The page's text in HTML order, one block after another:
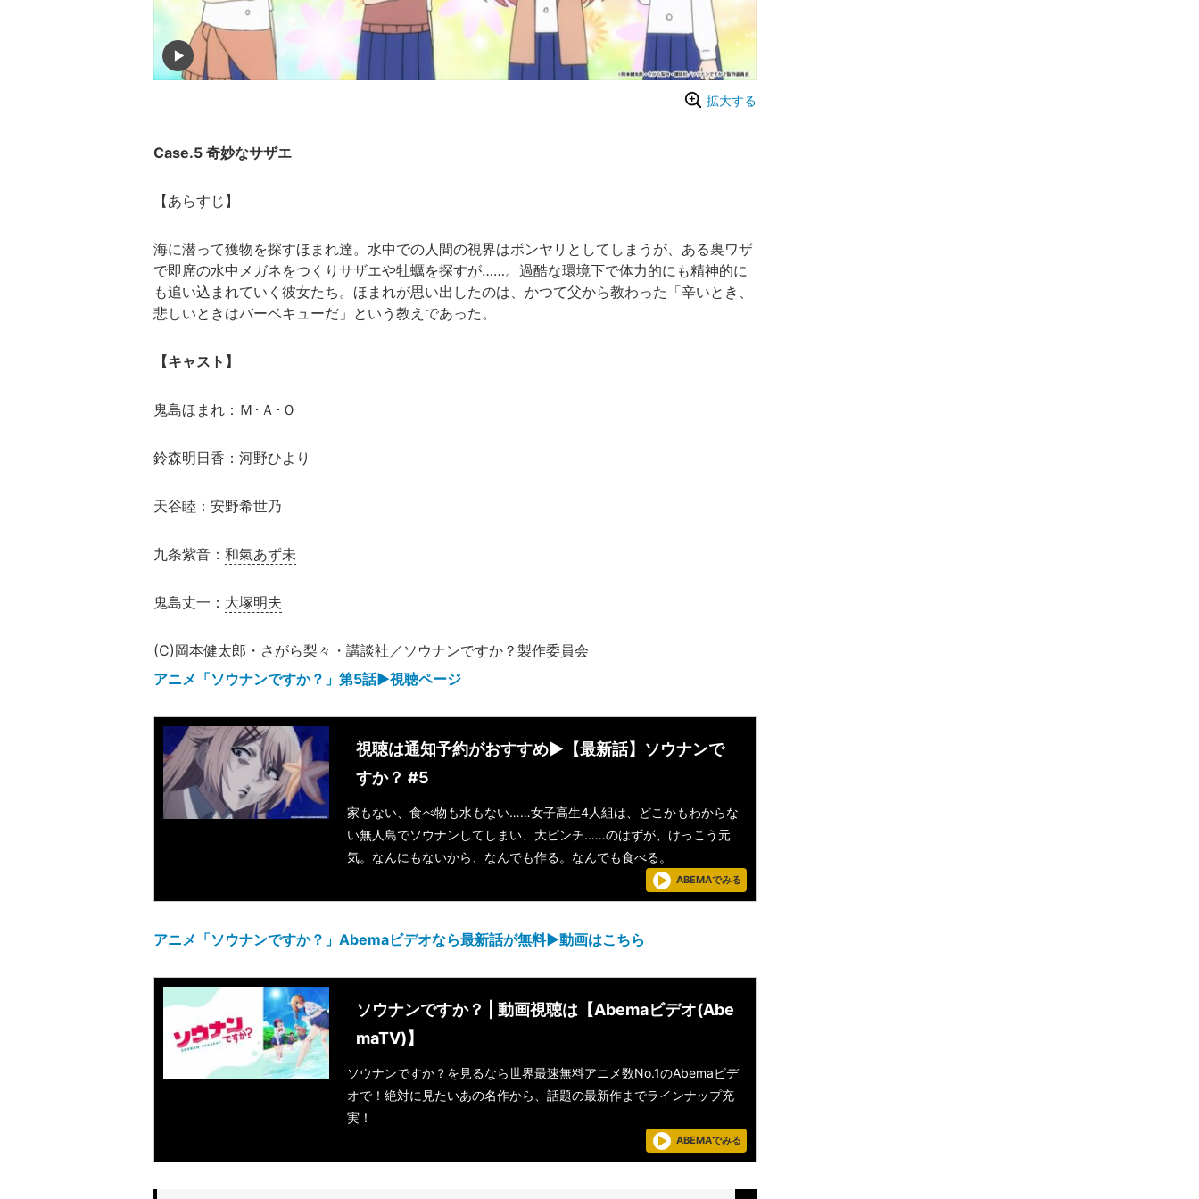
拡大する
Case.5 奇妙なサザエ
【あらすじ】
海に潜って獲物を探すほまれ達。水中での人間の視界はボンヤリとしてしまうが、ある裏ワザ
で即席の水中メガネをつくりサザエや牡蠣を探すが……。過酷な環境下で体力的にも精神的に
も追い込まれていく彼女たち。ほまれが思い出したのは、かつて父から教わった「辛いとき、
悲しいときはバーベキューだ」という教えであった。
【キャスト】
鬼島ほまれ：Ｍ･Ａ･Ｏ
鈴森明日香：河野ひより
天谷睦：安野希世乃
九条紫音： 和氣あず未
鬼島丈一： 大塚明夫
(C)岡本健太郎・さがら梨々・講談社／ソウナンですか？製作委員会
アニメ「ソウナンですか？」第5話▶︎視聴ページ
視聴は通知予約がおすすめ▶︎【最新話】ソウナンで
すか？ #5
家もない、食べ物も水もない……女子高生4人組は、どこかもわからな
い無人島でソウナンしてしまい、大ピンチ……のはずが、けっこう元
気。なんにもないから、なんでも作る。なんでも食べる。
ABEMAでみる
アニメ「ソウナンですか？」Abemaビデオなら最新話が無料▶︎動画はこちら
ソウナンですか？ | 動画視聴は【Abemaビデオ(Abe
maTV)】
ソウナンですか？を見るなら世界最速無料アニメ数No.1のAbemaビデ
オで！絶対に見たいあの名作から、話題の最新作までラインナップ充
実！
ABEMAでみる